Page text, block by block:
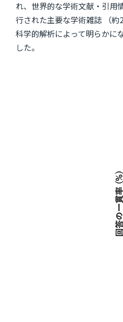
れ、世界的な学術文献・引
行された主要な学術雑誌 （
科学的解析によって明らかに
した。